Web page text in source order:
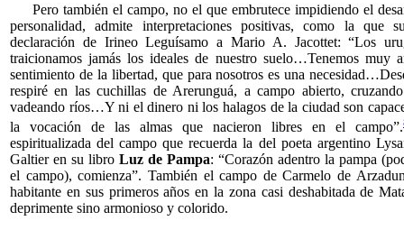
Pero también el campo, no el que embrutece impidiendo el
personalidad, admite interpretaciones positivas, como la que
declaración de Irineo Leguísamo a Mario A. Jacottet: “Los
traicionamos jamás los ideales de nuestro suelo…Tenemos muy
sentimiento de la libertad, que para nosotros es una
respiré en las cuchillas de Arerunguá, a campo abierto,
vadeando ríos…Y ni el dinero ni los halagos de la ciudad son
la vocación de las almas que nacieron libres en el campo”.
espiritualizada del campo que recuerda la del poeta argentino
Galtier en su libro Luz de Pampa: “Corazón adentro la pampa
el campo), comienza”. También el campo de Carmelo de
habitante en sus primeros años en la zona casi deshabitada de
deprimente sino armonioso y colorido.